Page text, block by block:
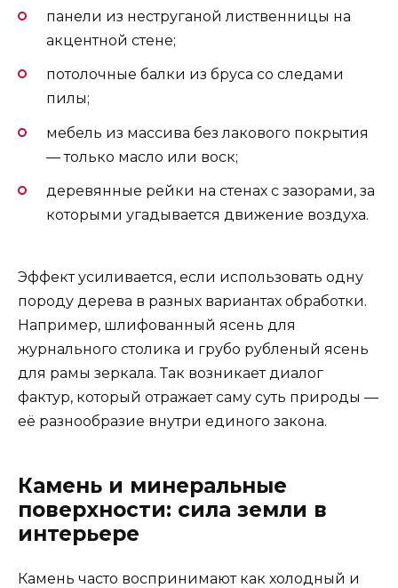
панели из неструганой лиственницы на
акцентной стене;
потолочные балки из бруса со следами
пилы;
мебель из массива без лакового покрытия
— только масло или воск;
деревянные рейки на стенах с зазорами, за
которыми угадывается движение воздуха.
Эффект усиливается, если использовать одну
породу дерева в разных вариантах обработки.
Например, шлифованный ясень для
журнального столика и грубо рубленый ясень
для рамы зеркала. Так возникает диалог
фактур, который отражает саму суть природы —
её разнообразие внутри единого закона.
Камень и минеральные
поверхности: сила земли в
интерьере
Камень часто воспринимают как холодный и